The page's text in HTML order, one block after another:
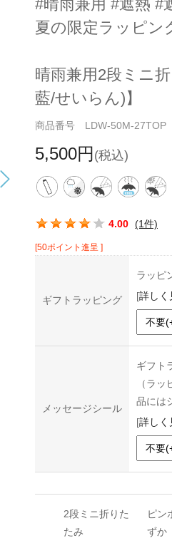
#晴雨兼用 #遮熱 #
夏の限定ラッピン
晴雨兼用2段ミニ
藍/せいらん)】
商品番号 LDW-50M-27TOP
5,500円 (税込)
評価： 4.00 (1件)
[50ポイント進呈 ]
ギフトラッピング
ラッピ
[詳しく
メッセージシール
ギフト
（ラ
品には
[詳しく
2段ミニ折りた
たみ
ピン
ずか